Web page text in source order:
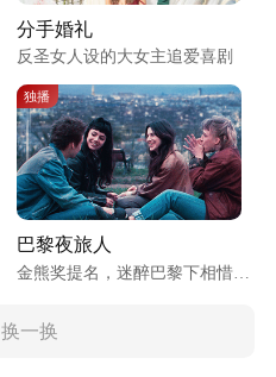
分手婚礼
反圣女人设的大女主追爱喜剧
独播
巴黎夜旅人
金熊奖提名，迷醉巴黎下相惜四
换一换